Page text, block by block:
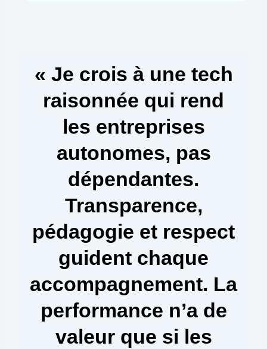
« Je crois à une tech
raisonnée qui rend
les entreprises
autonomes, pas
dépendantes.
Transparence,
pédagogie et respect
guident chaque
accompagnement. La
performance n’a de
valeur que si les